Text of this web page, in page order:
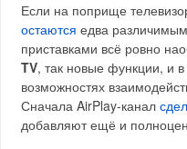
Если на поприще
остаются едва
приставками всё ровно
TV, так новые функции, и
возможностях
Сначала AirPlay-канал
добавляют ещё и